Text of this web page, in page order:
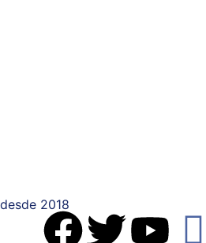
desde 2018